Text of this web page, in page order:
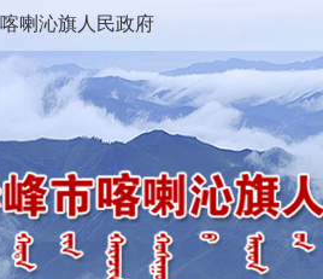
喀喇沁旗人民政府